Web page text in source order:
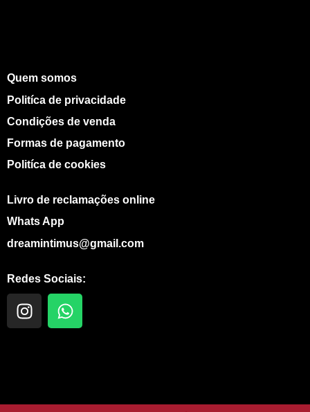
Quem somos
Politíca de privacidade
Condições de venda
Formas de pagamento
Politíca de cookies
Livro de reclamações online
Whats App
dreamintimus@gmail.com
Redes Sociais:
I
n
r
W
h
p